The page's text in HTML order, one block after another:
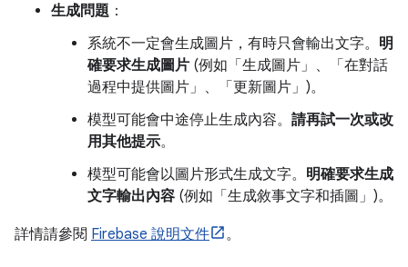
生成問題 ：
系統不一定會生成圖片，有時只會輸出文字。 明
確要求生成圖片 (例如「生成圖片」、「在對話
過程中提供圖片」、「更新圖片」)。
模型可能會中途停止生成內容。 請再試一次或改
用其他提示。
模型可能會以圖片形式生成文字。 明確要求生成
文字輸出內容 (例如「生成敘事文字和插圖」)。
詳情請參閱 Firebase 說明文件 。